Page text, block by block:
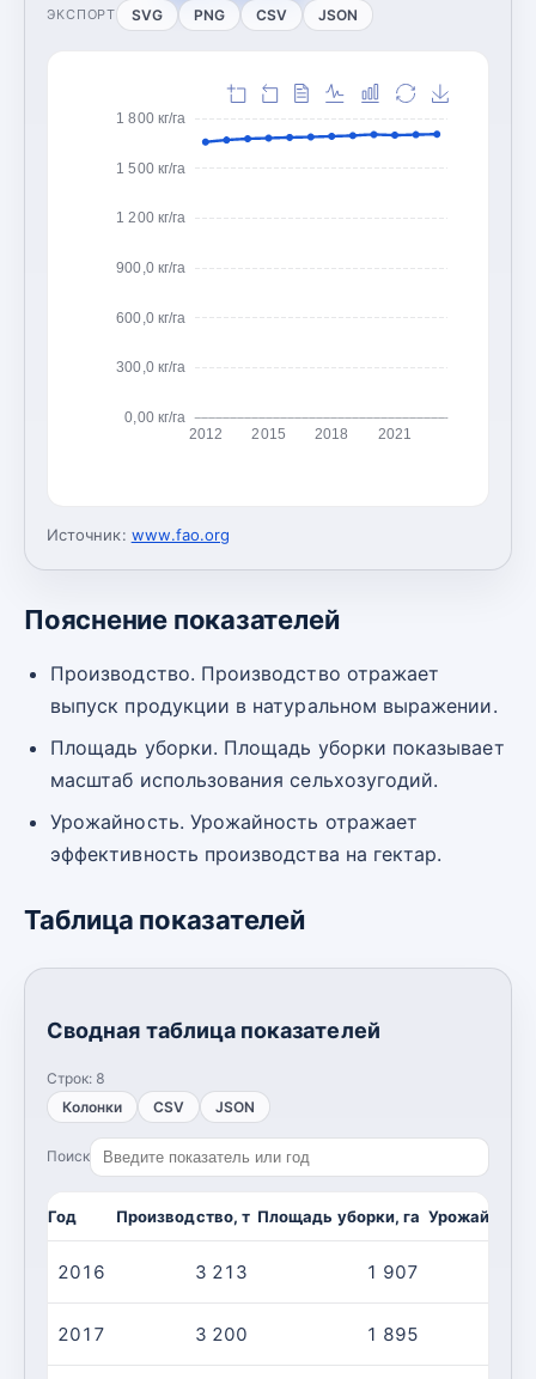
ЭКСПОРТ SVG PNG CSV JSON
0,00 кг/га
300,0 кг/га
600,0 кг/га
900,0 кг/га
1 200 кг/га
1 500 кг/га
1 800 кг/га
2012 2015 2018 2021
Источник: www.fao.org
Пояснение показателей
Производство. Производство отражает
выпуск продукции в натуральном выражении.
Площадь уборки. Площадь уборки показывает
масштаб использования сельхозугодий.
Урожайность. Урожайность отражает
эффективность производства на гектар.
Таблица показателей
Сводная таблица показателей
Строк: 8
Колонки
CSV JSON
Поиск
Год Производство, т Площадь уборки, га
2016 3 213 1 907
2017 3 200 1 895